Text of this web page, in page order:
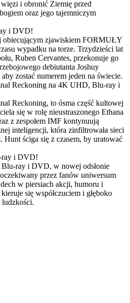
i obronić Ziemię przed
oraz jego tajemniczym
i DVD!
obiecującym zjawiskiem FORMUŁY
wypadku na torze. Trzydzieści lat
Ruben Cervantes, przekonuje go
debiutanta Joshuy
aby zostać numerem jeden na świecie.
Reckoning na 4K UHD, Blu-ray i
Reckoning, to ósma część kultowej
się w rolę nieustraszonego Ethana
z zespołem IMF kontynuują
inteligencji, która zinfiltrowała sieci
Hunt ściga się z czasem, by uratować
ray i DVD!
ray i DVD, w nowej odsłonie
przez fanów uniwersum
w piersiach akcji, humoru i
się współczuciem i głęboko